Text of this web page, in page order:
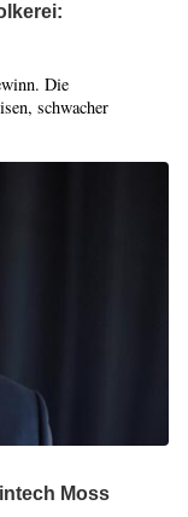
Die
schwacher
Moss